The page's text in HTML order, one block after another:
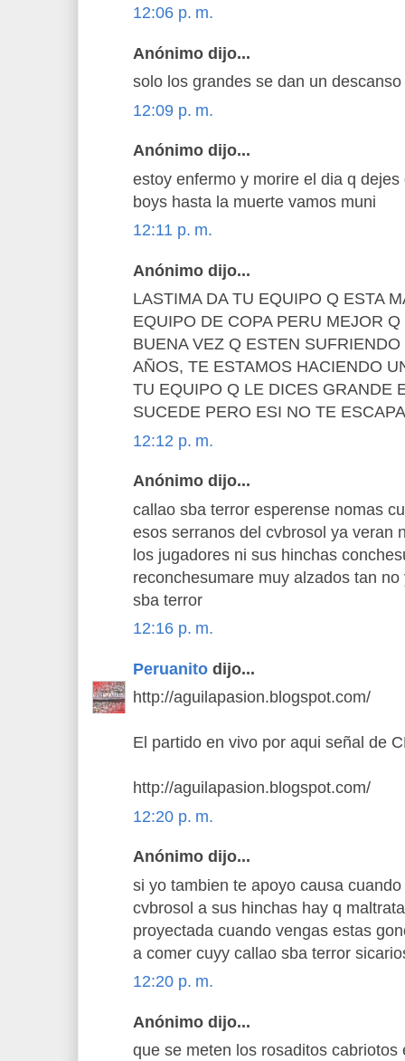
12:06 p. m.
Anónimo dijo...
solo los grandes se dan un
12:09 p. m.
Anónimo dijo...
estoy enfermo y morire el dia q
boys hasta la muerte vamos muni
12:11 p. m.
Anónimo dijo...
LASTIMA DA TU EQUIPO Q ESTA
EQUIPO DE COPA PERU MEJOR
BUENA VEZ Q ESTEN
AÑOS, TE ESTAMOS HACIENDO
TU EQUIPO Q LE DICES GRANDE
SUCEDE PERO ESI NO TE
12:12 p. m.
Anónimo dijo...
callao sba terror esperense nomas
esos serranos del cvbrosol ya veran
los jugadores ni sus hinchas
reconchesumare muy alzados tan
sba terror
12:16 p. m.
Peruanito dijo...
http://aguilapasion.blogspot.com/
El partido en vivo por aqui señal de
http://aguilapasion.blogspot.com/
12:20 p. m.
Anónimo dijo...
si yo tambien te apoyo causa
cvbrosol a sus hinchas hay q
proyectada cuando vengas estas
a comer cuyy callao sba terror
12:20 p. m.
Anónimo dijo...
que se meten los rosaditos cabriotos